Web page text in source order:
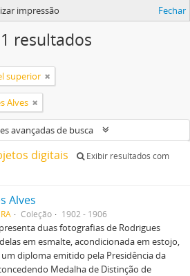
impressão Fechar
resultados
superior
Alves
avançadas de busca
digitais
Exibir resultados com
Alves
Coleção 1902 - 1906
duas fotografias de Rodrigues
em esmalte, acondicionada em estojo,
diploma emitido pela Presidência da
Medalha de Distinção de